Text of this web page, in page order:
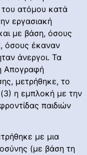
του ατόμου κατά
εργασιακή
με βάση, όσους
όσους έκαναν
άνεργοι. Τα
Απογραφή
μετρήθηκε, το
(3) η εμπλοκή με την
παιδιών
με μια
(με βάση τη